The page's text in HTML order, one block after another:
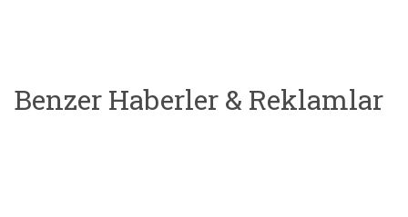
Benzer Haberler & Reklamlar